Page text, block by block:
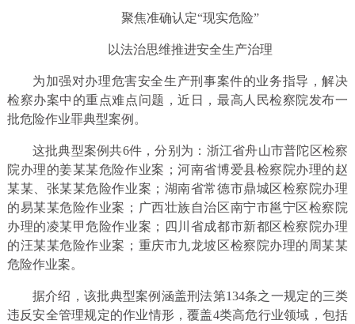
聚焦准确认定“现实危险”
以法治思维推进安全生产治理
为加强对办理危害安全生产刑事案件的业务指导，解决
检察办案中的重点难点问题，近日，最高人民检察院发布一
批危险作业罪典型案例。
这批典型案例共6件，分别为：浙江省舟山市普陀区检察
院办理的姜某某危险作业案；河南省博爱县检察院办理的赵
某某、张某某危险作业案；湖南省常德市鼎城区检察院办理
的易某某危险作业案；广西壮族自治区南宁市邕宁区检察院
办理的凌某甲危险作业案；四川省成都市新都区检察院办理
的汪某某危险作业案；重庆市九龙坡区检察院办理的周某某
危险作业案。
据介绍，该批典型案例涵盖刑法第134条之一规定的三类
违反安全管理规定的作业情形，覆盖4类高危行业领域，包括